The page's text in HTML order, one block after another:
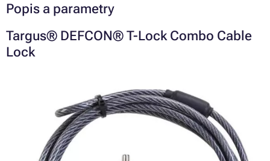
Popis a parametry
Targus® DEFCON® T-Lock Combo Cable
Lock